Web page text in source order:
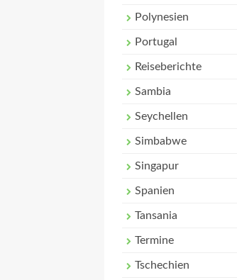
Polynesien
Portugal
Reiseberichte
Sambia
Seychellen
Simbabwe
Singapur
Spanien
Tansania
Termine
Tschechien